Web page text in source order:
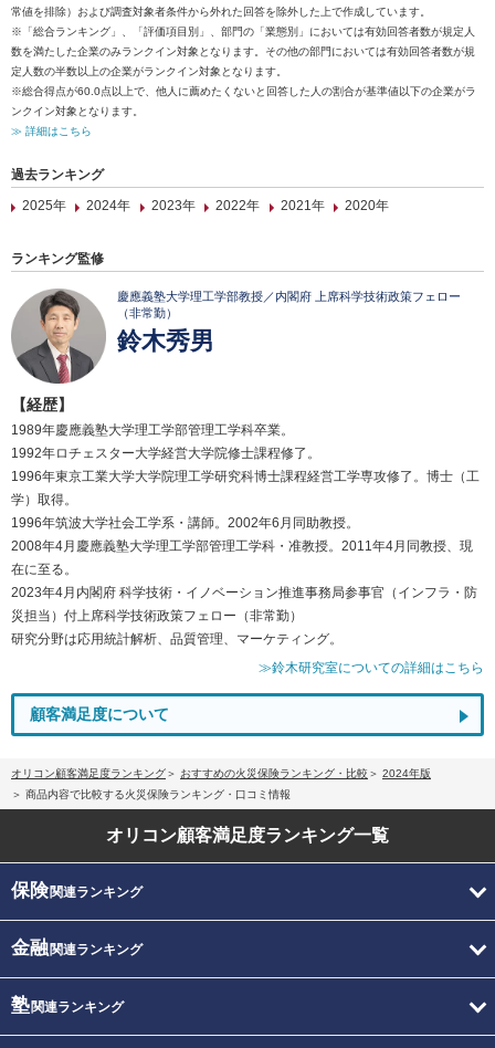
常値を排除）および調査対象者条件から外れた回答を除外した上で作成しています。
※「総合ランキング」、「評価項目別」、部門の「業態別」においては有効回答者数が規定人
数を満たした企業のみランクイン対象となります。その他の部門においては有効回答者数が規
定人数の半数以上の企業がランクイン対象となります。
※総合得点が60.0点以上で、他人に薦めたくないと回答した人の割合が基準値以下の企業がラ
ンクイン対象となります。
≫ 詳細はこちら
過去ランキング
2025年
2024年 2023年 2022年 2021年 2020年
ランキング監修
慶應義塾大学理工学部教授／内閣府 上席科学技術政策フェロー
（非常勤）
鈴木秀男
【経歴】
1989年慶應義塾大学理工学部管理工学科卒業。
1992年ロチェスター大学経営大学院修士課程修了。
1996年東京工業大学大学院理工学研究科博士課程経営工学専攻修了。博士（工
学）取得。
1996年筑波大学社会工学系・講師。2002年6月同助教授。
2008年4月慶應義塾大学理工学部管理工学科・准教授。2011年4月同教授、現
在に至る。
2023年4月内閣府 科学技術・イノベーション推進事務局参事官（インフラ・防
災担当）付上席科学技術政策フェロー（非常勤）
研究分野は応用統計解析、品質管理、マーケティング。
≫鈴木研究室についての詳細はこちら
顧客満足度について
オリコン顧客満足度ランキング おすすめの火災保険ランキング・比較
2024年版
商品内容で比較する火災保険ランキング・口コミ情報
オリコン顧客満足度ランキング一覧
保険関連ランキング
金融関連ランキング
塾関連ランキング